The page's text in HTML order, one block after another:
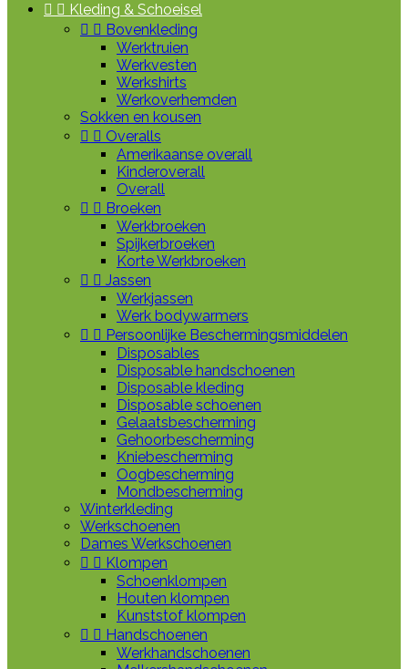
  Kleding & Schoeisel
  Bovenkleding
Werktruien
Werkvesten
Werkshirts
Werkoverhemden
Sokken en kousen
  Overalls
Amerikaanse overall
Kinderoverall
Overall
  Broeken
Werkbroeken
Spijkerbroeken
Korte Werkbroeken
  Jassen
Werkjassen
Werk bodywarmers
  Persoonlijke Beschermingsmiddelen
Disposables
Disposable handschoenen
Disposable kleding
Disposable schoenen
Gelaatsbescherming
Gehoorbescherming
Kniebescherming
Oogbescherming
Mondbescherming
Winterkleding
Werkschoenen
Dames Werkschoenen
  Klompen
Schoenklompen
Houten klompen
Kunststof klompen
  Handschoenen
Werkhandschoenen